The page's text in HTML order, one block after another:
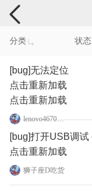
手机反馈
分类 状态
[bug]无法定位
点击重新加载
点击重新加载
lenovo46704480
[bug]打开USB调
点击重新加载
狮子座D吃货